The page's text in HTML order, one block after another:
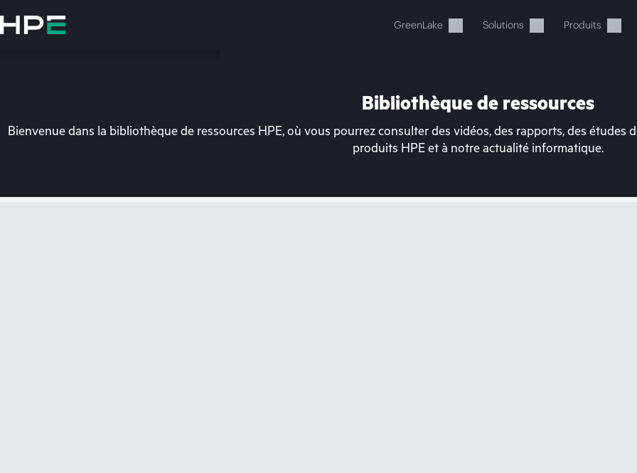
au
contenu
GreenLake Solutions Produits
Votre panier est actuellement
Bibliothèque de ressources
Bienvenue dans la bibliothèque de ressources HPE, où vous pourrez consulter des vidéos, des rapports, des études
produits HPE et à notre actualité informatique.